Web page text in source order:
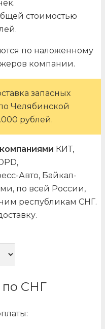
стоимостью
по наложенному
компании.
запасных
Челябинской
рублей.
КИТ,
Авто, Байкал-
по всей России,
республикам СНГ.
по СНГ